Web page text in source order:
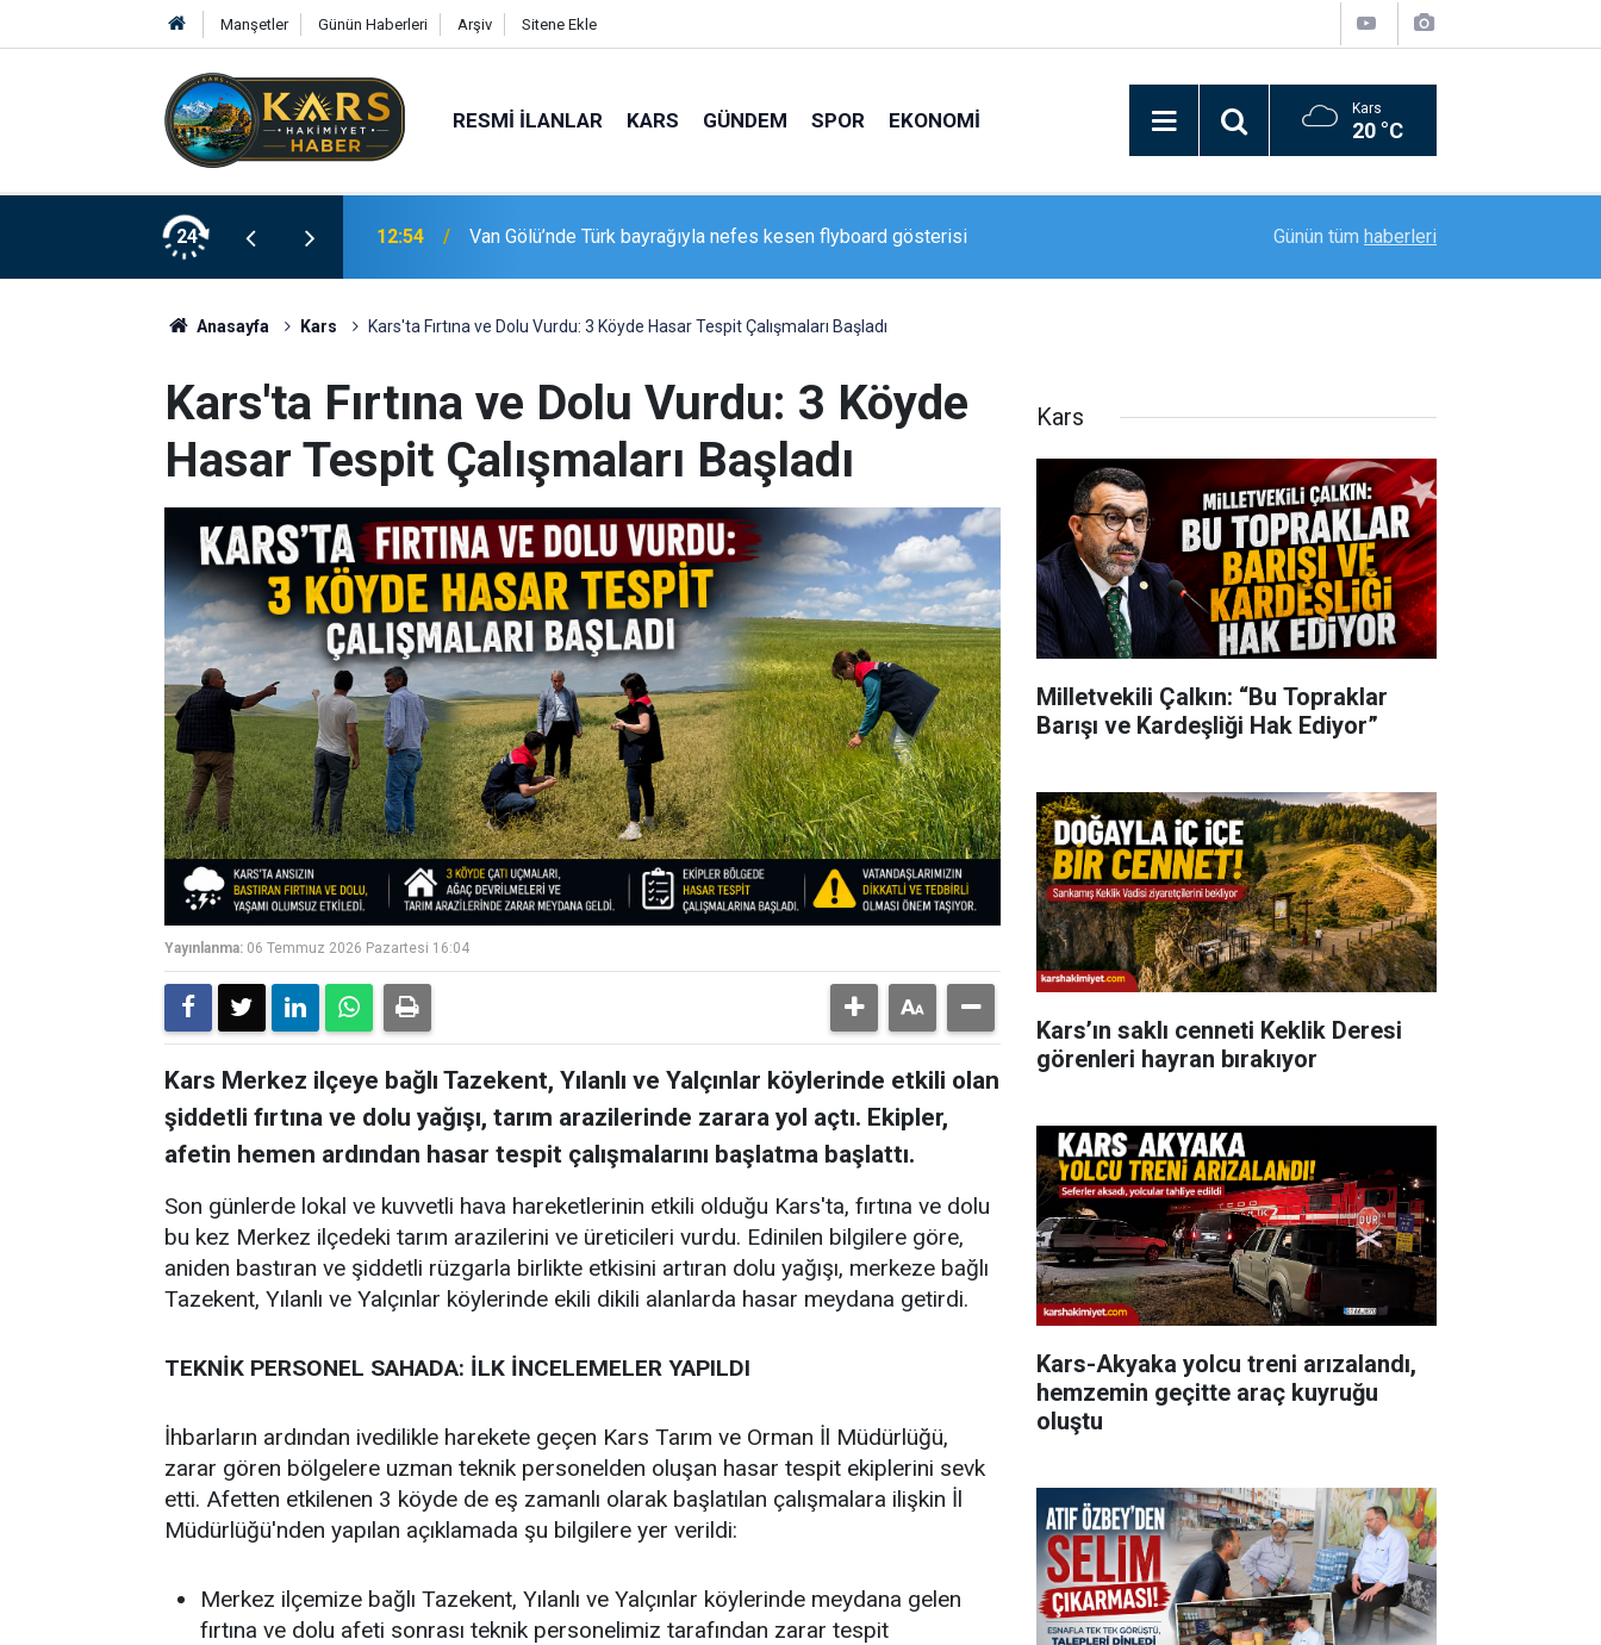
Manşetler Günün Haberleri Arşiv Sitene Ekle
RESMI İLANLAR KARS GÜNDEM SPOR EKONOMI Kars
20 °C
24 12:54 Van Gölü’nde Türk bayrağıyla nefes kesen flyboard gösterisi Elazığ’da drift atan sürücü kameraya yansıdı
Günün tüm haberleri
Anasayfa Kars Kars'ta Fırtına ve Dolu Vurdu: 3 Köyde Hasar Tespit Çalışmaları Başladı
Kars'ta Fırtına ve Dolu Vurdu: 3 Köyde
Hasar Tespit Çalışmaları Başladı
Yayınlanma: 06 Temmuz 2026 Pazartesi 16:04
Kars Merkez ilçeye bağlı Tazekent, Yılanlı ve Yalçınlar köylerinde etkili olan
şiddetli fırtına ve dolu yağışı, tarım arazilerinde zarara yol açtı. Ekipler,
afetin hemen ardından hasar tespit çalışmalarını başlatma başlattı.
Son günlerde lokal ve kuvvetli hava hareketlerinin etkili olduğu Kars'ta, fırtına ve dolu
bu kez Merkez ilçedeki tarım arazilerini ve üreticileri vurdu. Edinilen bilgilere göre,
aniden bastıran ve şiddetli rüzgarla birlikte etkisini artıran dolu yağışı, merkeze bağlı
Tazekent, Yılanlı ve Yalçınlar köylerinde ekili dikili alanlarda hasar meydana getirdi.
TEKNİK PERSONEL SAHADA: İLK İNCELEMELER YAPILDI
İhbarların ardından ivedilikle harekete geçen Kars Tarım ve Orman İl Müdürlüğü,
zarar gören bölgelere uzman teknik personelden oluşan hasar tespit ekiplerini sevk
etti. Afetten etkilenen 3 köyde de eş zamanlı olarak başlatılan çalışmalara ilişkin İl
Müdürlüğü'nden yapılan açıklamada şu bilgilere yer verildi:
Merkez ilçemize bağlı Tazekent, Yılanlı ve Yalçınlar köylerinde meydana gelen
fırtına ve dolu afeti sonrası teknik personelimiz tarafından zarar tespit
Kars
Milletvekili Çalkın: “Bu Topraklar
Barışı ve Kardeşliği Hak Ediyor”
Kars’ın saklı cenneti Keklik Deresi
görenleri hayran bırakıyor
Kars-Akyaka yolcu treni arızalandı,
hemzemin geçitte araç kuyruğu
oluştu